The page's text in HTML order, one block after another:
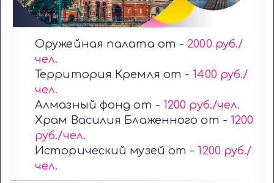
Оружейная палата от -2000 руб./
чел.
Территория Кремля от - 1400 руб./
чел.
Алмазный фонд от - 1200 руб./чел.
Храм Василия Блаженного от - 1200
руб./чел.
Исторический музей от - 1200 руб./
чел.